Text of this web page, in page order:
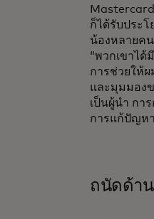
Mastercard
ก็ได้รับประ
น้องหลายค
“พวกเขาไ
การช่วยให้
และมุมมอง
เป็นผู้นำ กา
การแก้ปัญห
ถนัดด้า